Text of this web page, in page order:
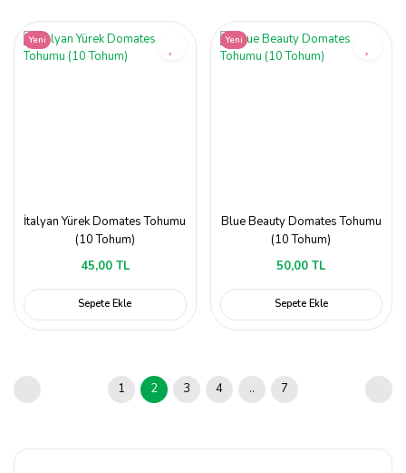
Yeni
İtalyan Yürek Domates Tohumu
(10 Tohum)
45,00 TL
Sepete Ekle
Yeni
Blue Beauty Domates Tohumu
(10 Tohum)
50,00 TL
Sepete Ekle
1 2 3 4 .. 7